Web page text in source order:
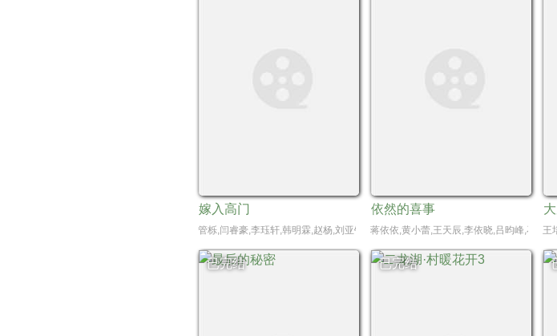
嫁入高门
管栎,闫睿豪,李珏轩,韩明霖,赵杨,刘亚锟
依然的喜事
蒋依依,黄小蕾,王天辰,李依晓,吕昀峰,石杭王
已完结 已完结